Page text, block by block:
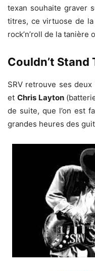
texan souhaite graver
titres, ce virtuose de
rock’n’roll de la
Couldn’t Stand
SRV retrouve ses
et Chris Layton
de suite, que l’on est
grandes heures des